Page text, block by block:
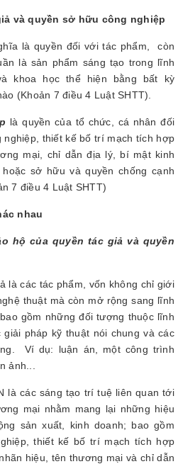
và quyền sở hữu công nghiệp
là quyền đối với tác phẩm, còn
là sản phẩm sáng tạo trong lĩnh
khoa học thể hiện bằng bất kỳ
(Khoản 7 điều 4 Luật SHTT).
là quyền của tổ chức, cá nhân đối
nghiệp, thiết kế bố trí mạch tích hợp
mại, chỉ dẫn địa lý, bí mật kinh
sở hữu và quyền chống cạnh
7 điều 4 Luật SHTT)
nhau
hộ của quyền tác giả và quyền
là các tác phẩm, vốn không chỉ giới
thuật mà còn mở rộng sang lĩnh
gồm những đối tượng thuộc lĩnh
pháp kỹ thuật nói chung và các
Ví dụ: luận án, một công trình
ảnh...
là các sáng tạo trí tuệ liên quan tới
mại nhằm mang lại những hiệu
sản xuất, kinh doanh; bao gồm
thiết kế bố trí mạch tích hợp
hiệu, tên thương mại và chỉ dẫn